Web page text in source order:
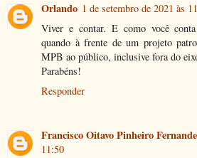
Orlando 1 de setembro de 2021 às
Viver e contar. E como você
quando à frente de um projeto
MPB ao público, inclusive fora do
Parabéns!
Responder
Francisco Oitavo Pinheiro
11:50